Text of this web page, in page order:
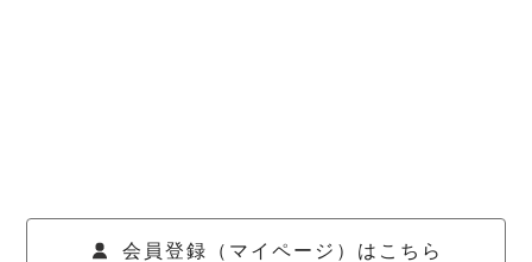
会員登録（マイページ）はこちら